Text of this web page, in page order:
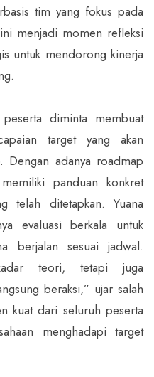
tim yang fokus pada
menjadi momen refleksi
untuk mendorong kinerja
diminta membuat
target yang akan
Dengan adanya roadmap
panduan konkret
telah ditetapkan. Yuana
evaluasi berkala untuk
berjalan sesuai jadwal.
teori, tetapi juga
beraksi,” ujar salah
kuat dari seluruh peserta
menghadapi target